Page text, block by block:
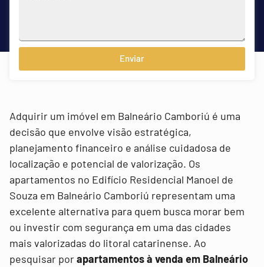
Enviar
Adquirir um imóvel em Balneário Camboriú é uma
decisão que envolve visão estratégica,
planejamento financeiro e análise cuidadosa de
localização e potencial de valorização. Os
apartamentos no Edifício Residencial Manoel de
Souza em Balneário Camboriú representam uma
excelente alternativa para quem busca morar bem
ou investir com segurança em uma das cidades
mais valorizadas do litoral catarinense. Ao
pesquisar porapartamentos à venda em Balneário